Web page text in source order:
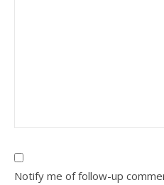
Notify me of follow-up